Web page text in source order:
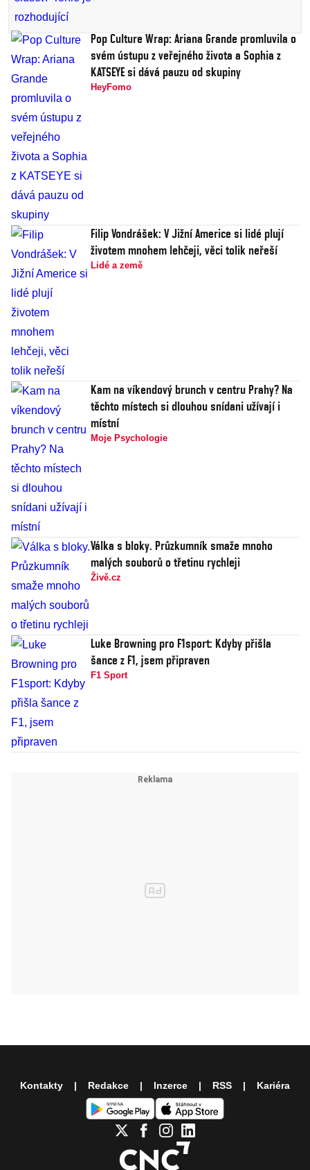
Pop Culture Wrap: Ariana Grande promluvila o
svém ústupu z veřejného života a Sophia z
KATSEYE si dává pauzu od skupiny
HeyFomo
Filip Vondrášek: V Jižní Americe si lidé plují
životem mnohem lehčeji, věci tolik neřeší
Lidé a země
Kam na víkendový brunch v centru Prahy? Na
těchto místech si dlouhou snídani užívají i
místní
Moje Psychologie
Válka s bloky. Průzkumník smaže mnoho
malých souborů o třetinu rychleji
Živě.cz
Luke Browning pro F1sport: Kdyby přišla
šance z F1, jsem připraven
F1 Sport
Kontakty Redakce Inzerce RSS Kariéra